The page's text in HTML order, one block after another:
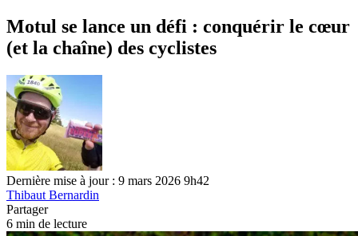
Motul se lance un défi : conquérir le cœur
(et la chaîne) des cyclistes
Dernière mise à jour : 9 mars 2026 9h42
Thibaut Bernardin
Partager
6 min de lecture